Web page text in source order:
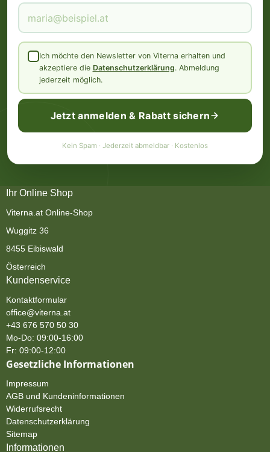
Ich möchte den Newsletter von Viterna erhalten und
akzeptiere die Datenschutzerklärung. Abmeldung
jederzeit möglich.
Jetzt anmelden & Rabatt sichern
Kein Spam · Jederzeit abmeldbar · Kostenlos
Ihr Online Shop
Viterna.at Online-Shop
Wuggitz 36
8455 Eibiswald
Österreich
Kundenservice
Kontaktformular
office@viterna.at
+43 676 570 50 30
Mo-Do: 09:00-16:00
Fr: 09:00-12:00
Gesetzliche Informationen
Impressum
AGB und Kundeninformationen
Widerrufsrecht
Datenschutzerklärung
Sitemap
Informationen